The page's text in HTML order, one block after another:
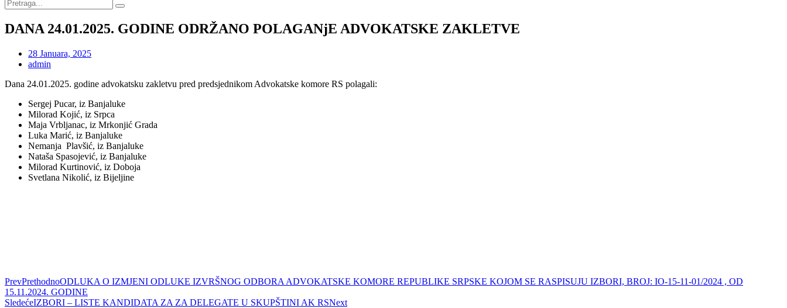
DANA 24.01.2025. GODINE ODRŽANO POLAGANjE ADVOKATSKE ZAKLETVE
28 Januara, 2025
admin
Dana 24.01.2025. godine advokatsku zakletvu pred predsjednikom Advokatske komore RS polagali:
Sergej Pucar, iz Banjaluke
Milorad Kojić, iz Srpca
Maja Vrbljanac, iz Mrkonjić Grada
Luka Marić, iz Banjaluke
Nemanja Plavšić, iz Banjaluke
Nataša Spasojević, iz Banjaluke
Milorad Kurtinović, iz Doboja
Svetlana Nikolić, iz Bijeljine
PrevPrethodnoODLUKA O IZMJENI ODLUKE IZVRŠNOG ODBORA ADVOKATSKE KOMORE REPUBLIKE SRPSKE KOJOM SE RASPISUJU IZBORI, BROJ: IO-15-11-01/2024 , OD
15.11.2024. GODINE
SledećeIZBORI – LISTE KANDIDATA ZA ZA DELEGATE U SKUPŠTINI AK RSNext